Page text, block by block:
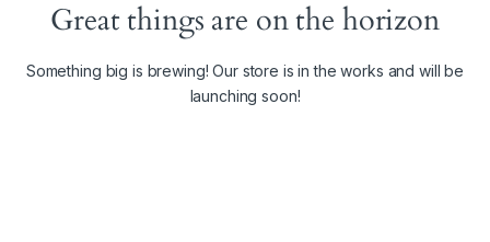
Great things are on the horizon
Something big is brewing! Our store is in the works and will be
launching soon!